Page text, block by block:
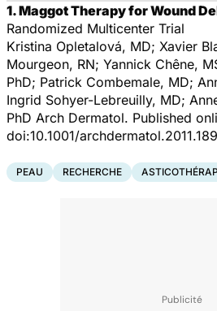
1. Maggot Therapy for Wound
Randomized Multicenter Trial
Kristina Opletalová, MD; Xavier
Mourgeon, RN; Yannick Chêne,
PhD; Patrick Combemale, MD;
Ingrid Sohyer-Lebreuilly, MD;
PhD Arch Dermatol. Published
doi:10.1001/
PEAU RECHERCHE